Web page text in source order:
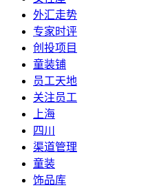
外汇走势
专家时评
创投项目
童装铺
员工天地
关注员工
上海
四川
渠道管理
童装
饰品库